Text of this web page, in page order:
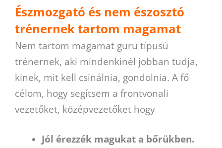
Észmozgató és nem észosztó
trénernek tartom magamat
Nem tartom magamat guru típusú
trénernek, aki mindenkinél jobban tudja,
kinek, mit kell csinálnia, gondolnia. A fő
célom, hogy segítsem a frontvonali
vezetőket, középvezetőket hogy
Jól érezzék magukat a bőrükben.